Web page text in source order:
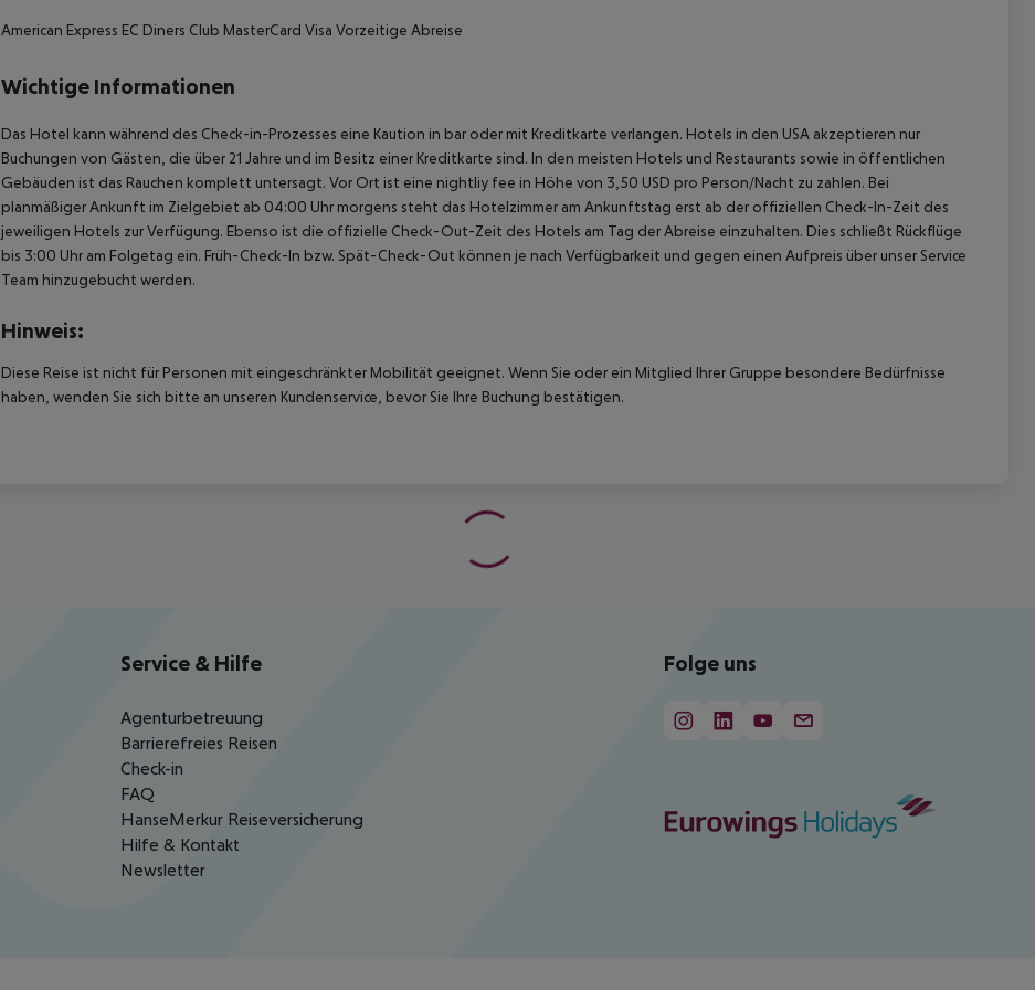
American Express EC Diners Club MasterCard Visa Vorzeitige Abreise
Wichtige Informationen
Das Hotel kann während des Check-in-Prozesses eine Kaution in bar oder mit Kreditkarte verlangen. Hotels in den USA akzeptieren nur
Buchungen von Gästen, die über 21 Jahre und im Besitz einer Kreditkarte sind. In den meisten Hotels und Restaurants sowie in öffentlichen
Gebäuden ist das Rauchen komplett untersagt. Vor Ort ist eine nightliy fee in Höhe von 3,50 USD pro Person/Nacht zu zahlen. Bei
planmäßiger Ankunft im Zielgebiet ab 04:00 Uhr morgens steht das Hotelzimmer am Ankunftstag erst ab der offiziellen Check-In-Zeit des
jeweiligen Hotels zur Verfügung. Ebenso ist die offizielle Check-Out-Zeit des Hotels am Tag der Abreise einzuhalten. Dies schließt Rückflüge
bis 3:00 Uhr am Folgetag ein. Früh-Check-In bzw. Spät-Check-Out können je nach Verfügbarkeit und gegen einen Aufpreis über unser Service
Team hinzugebucht werden.
Hinweis:
Diese Reise ist nicht für Personen mit eingeschränkter Mobilität geeignet. Wenn Sie oder ein Mitglied Ihrer Gruppe besondere Bedürfnisse
haben, wenden Sie sich bitte an unseren Kundenservice, bevor Sie Ihre Buchung bestätigen.
Service & Hilfe
Agenturbetreuung
Barrierefreies Reisen
Check-in
FAQ
HanseMerkur Reiseversicherung
Hilfe & Kontakt
Newsletter
Folge uns